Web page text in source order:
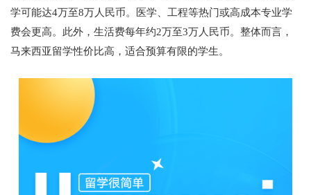
学可能达4万至8万人民币。医学、工程等热门或高成本专业学
费会更高。此外，生活费每年约2万至3万人民币。整体而言，
马来西亚留学性价比高，适合预算有限的学生。